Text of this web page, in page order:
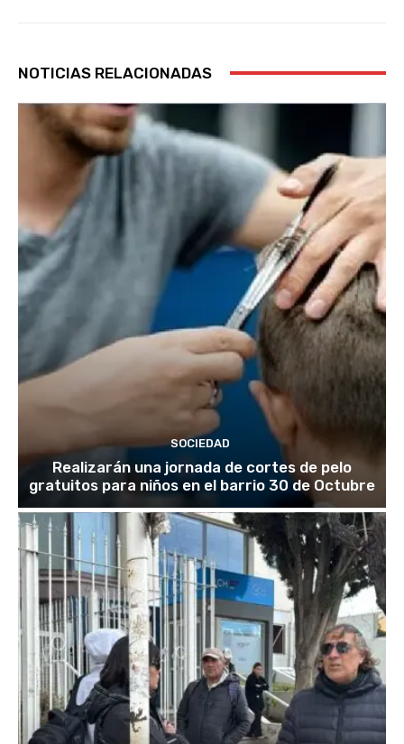
NOTICIAS RELACIONADAS
SOCIEDAD
Realizarán una jornada de cortes de pelo
gratuitos para niños en el barrio 30 de Octubre